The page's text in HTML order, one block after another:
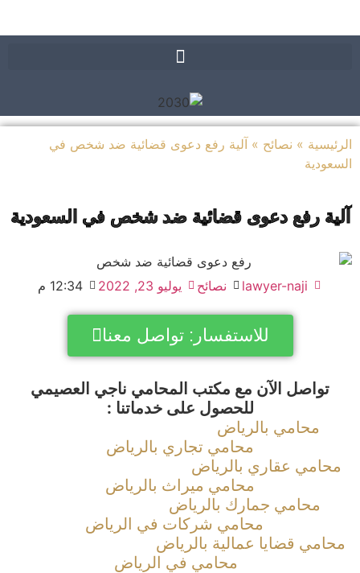
»نصائح»آلية رفع دعوى قضائية ضد شخص في
رفع دعوى قضائية ضد شخص في السعودية
lawyer-naji نصائح يوليو 23, 2022 12:34 م
للاستفسار: تواصل معنا
تواصل الآن مع مكتب المحامي ناجي العصيمي
للحصول على خدماتنا :
محامي بالرياض
محامي تجاري بالرياض
عقاري بالرياض
محامي ميراث بالرياض
محامي جمارك بالرياض
محامي شركات في الرياض
قضايا عمالية بالرياض
محامي في الرياض